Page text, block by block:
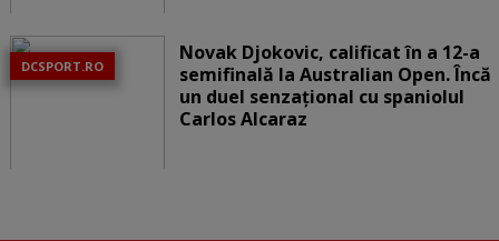
DCSPORT.RO
Novak Djokovic, calificat în a 12-a
semifinală la Australian Open. Încă
un duel senzațional cu spaniolul
Carlos Alcaraz